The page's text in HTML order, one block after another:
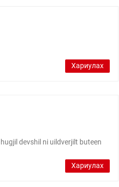
Хариулах
devshil ni uildverjilt buteen
Хариулах